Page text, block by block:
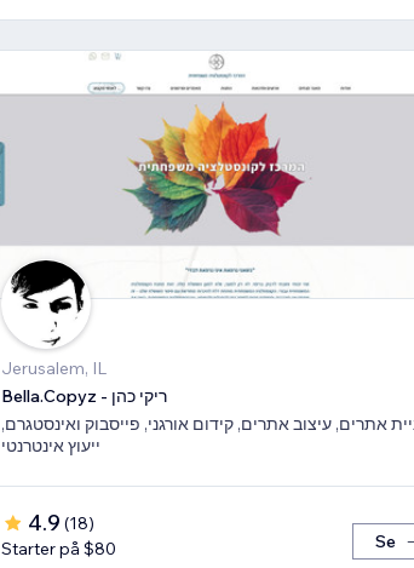
Jerusalem, IL
Bella.Copyz - ריקי כהן
אתרים, עיצוב אתרים, קידום אורגני, פייסבוק ואינסטגרם,
ייעוץ אינטרנטי
4.9 (18)
Starter på $80
Se